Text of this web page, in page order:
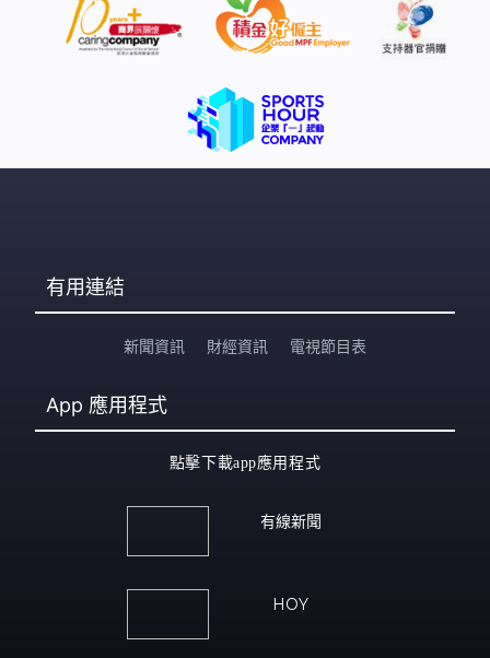
有用連結
新聞資訊 財經資訊 電視節目表
App 應用程式
點擊下載app應用程式
有線新聞
HOY